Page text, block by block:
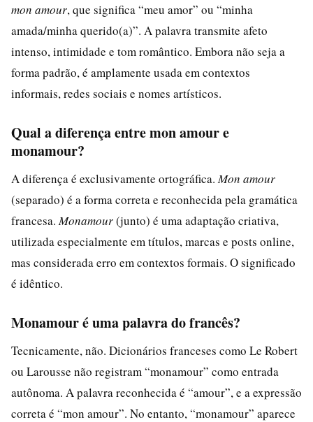
mon amour, que significa “meu amor” ou “minha
amada/minha querido(a)”. A palavra transmite afeto
intenso, intimidade e tom romântico. Embora não seja a
forma padrão, é amplamente usada em contextos
informais, redes sociais e nomes artísticos.
Qual a diferença entre mon amour e
monamour?
A diferença é exclusivamente ortográfica. Mon amour
(separado) é a forma correta e reconhecida pela gramática
francesa. Monamour(junto) é uma adaptação criativa,
utilizada especialmente em títulos, marcas e posts online,
mas considerada erro em contextos formais. O significado
é idêntico.
Monamour é uma palavra do francês?
Tecnicamente, não. Dicionários franceses como Le Robert
ou Larousse não registram “monamour” como entrada
autônoma. A palavra reconhecida é “amour”, e a expressão
correta é “mon amour”. No entanto, “monamour” aparece